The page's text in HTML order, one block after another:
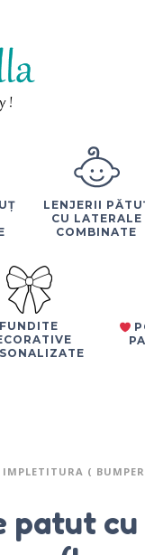
LENJERII
CU LATERALE
COMBINATE
FUNDITE
IMPLETITURA (
patut cu